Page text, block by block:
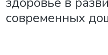
современных